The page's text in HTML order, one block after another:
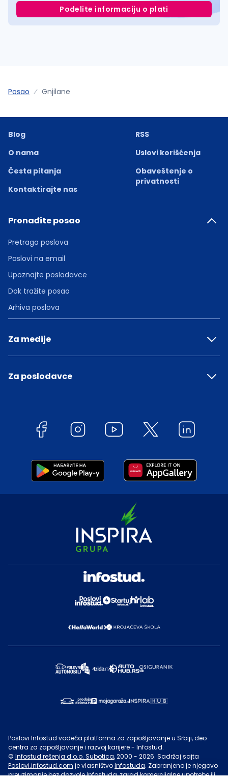
Podelite informaciju o plati
Posao Gnjilane
Blog
O nama
Česta pitanja
Kontaktirajte nas
RSS
Uslovi korišćenja
Obaveštenje o
privatnosti
Pronađite posao
Pretraga poslova
Poslovi na email
Upoznajte poslodavce
Dok tražite posao
Arhiva poslova
Za medije
Za poslodavce
Poslovi Infostud vodeća platforma za zapošljavanje u Srbiji, deo
centra za zapošljavanje i razvoj karijere - Infostud.
© Infostud rešenja d.o.o. Subotica, 2000 - 2026. Sadržaj sajta
Poslovi.infostud.com je vlasništvoInfostuda. Zabranjeno je njegovo
preuzimanje bez dozvoleInfostuda, zarad komercijalne upotrebe ili